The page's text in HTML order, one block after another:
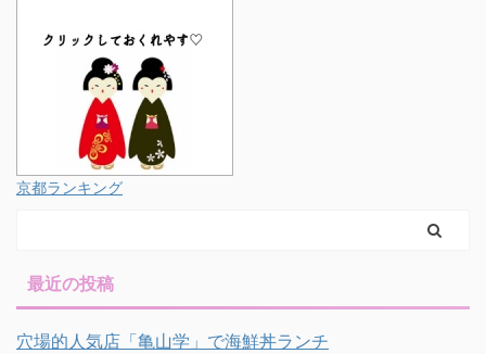
京都ランキング
最近の投稿
穴場的人気店「亀山学」で海鮮丼ランチ